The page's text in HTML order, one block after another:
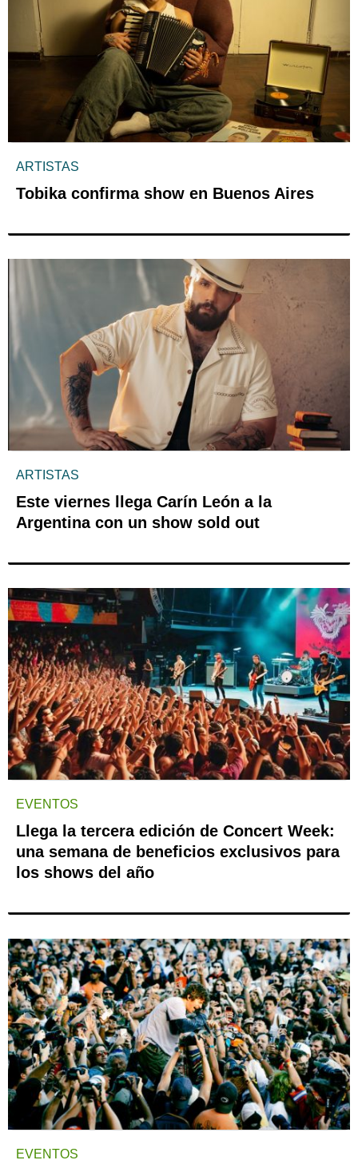
ARTISTAS
Tobika confirma show en Buenos Aires
ARTISTAS
Este viernes llega Carín León a la
Argentina con un show sold out
EVENTOS
Llega la tercera edición de Concert Week:
una semana de beneficios exclusivos para
los shows del año
EVENTOS